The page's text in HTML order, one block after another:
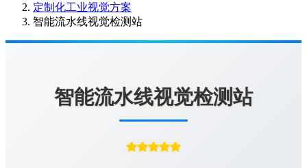
定制化工业视觉方案
智能流水线视觉检测站
智能流水线视觉检测站